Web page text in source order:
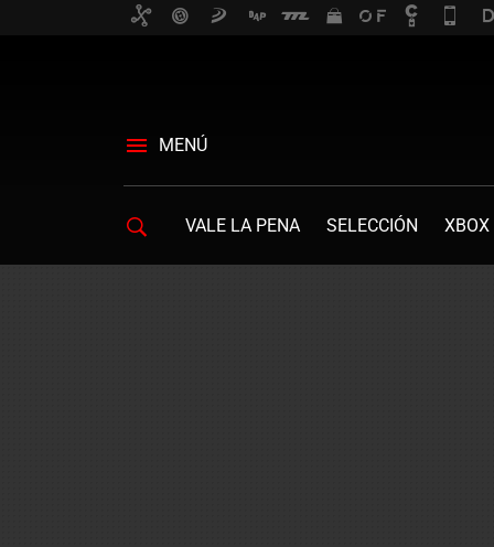
MENÚ
VALE LA PENA SELECCIÓN XBOX